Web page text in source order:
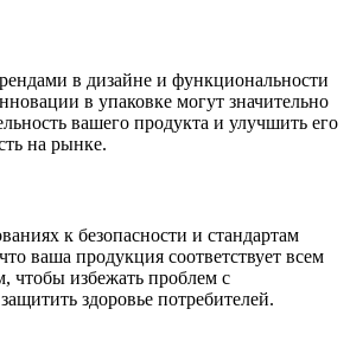
в дизайне и функциональности
в упаковке могут значительно
вашего продукта и улучшить его
на рынке.
к безопасности и стандартам
ваша продукция соответствует всем
чтобы избежать проблем с
здоровье потребителей.